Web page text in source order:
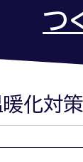
つ
化対策